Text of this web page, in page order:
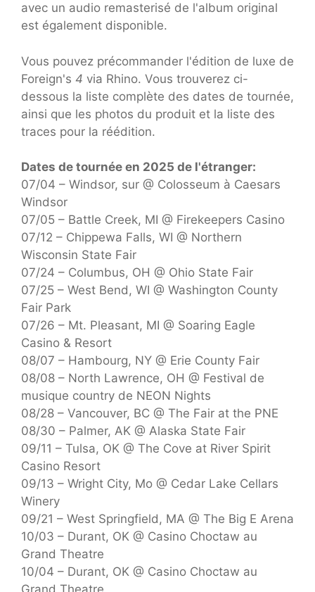
avec un audio remasterisé de l'album original
est également disponible.
Vous pouvez précommander l'édition de luxe de
Foreign's 4 via Rhino. Vous trouverez ci-
dessous la liste complète des dates de tournée,
ainsi que les photos du produit et la liste des
traces pour la réédition.
Dates de tournée en 2025 de l'étranger:
07/04 – Windsor, sur @ Colosseum à Caesars
Windsor
07/05 – Battle Creek, MI @ Firekeepers Casino
07/12 – Chippewa Falls, WI @ Northern
Wisconsin State Fair
07/24 – Columbus, OH @ Ohio State Fair
07/25 – West Bend, WI @ Washington County
Fair Park
07/26 – Mt. Pleasant, MI @ Soaring Eagle
Casino & Resort
08/07 – Hambourg, NY @ Erie County Fair
08/08 – North Lawrence, OH @ Festival de
musique country de NEON Nights
08/28 – Vancouver, BC @ The Fair at the PNE
08/30 – Palmer, AK @ Alaska State Fair
09/11 – Tulsa, OK @ The Cove at River Spirit
Casino Resort
09/13 – Wright City, Mo @ Cedar Lake Cellars
Winery
09/21 – West Springfield, MA @ The Big E Arena
10/03 – Durant, OK @ Casino Choctaw au
Grand Theatre
10/04 – Durant, OK @ Casino Choctaw au